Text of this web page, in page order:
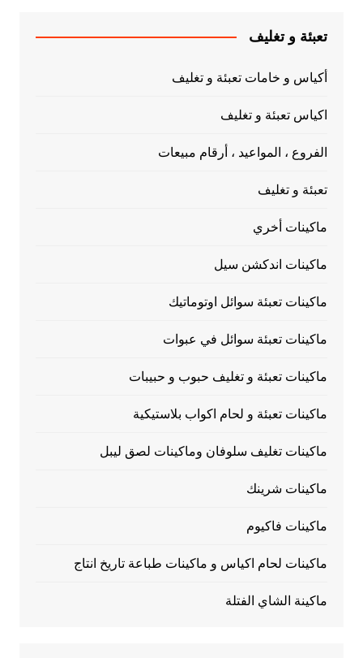
تعبئة و تغليف
أكياس و خامات تعبئة و تغليف
اكياس تعبئة و تغليف
الفروع ، المواعيد ، أرقام مبيعات
تعبئة و تغليف
ماكينات أخري
ماكينات اندكشن سيل
ماكينات تعبئة سوائل اوتوماتيك
ماكينات تعبئة سوائل في عبوات
ماكينات تعبئة و تغليف حبوب و حبيبات
ماكينات تعبئة و لحام اكواب بلاستيكية
ماكينات تغليف سلوفان وماكينات لصق ليبل
ماكينات شرينك
ماكينات فاكيوم
ماكينات لحام اكياس و ماكينات طباعة تاريخ انتاج
ماكينة الشاي الفتلة